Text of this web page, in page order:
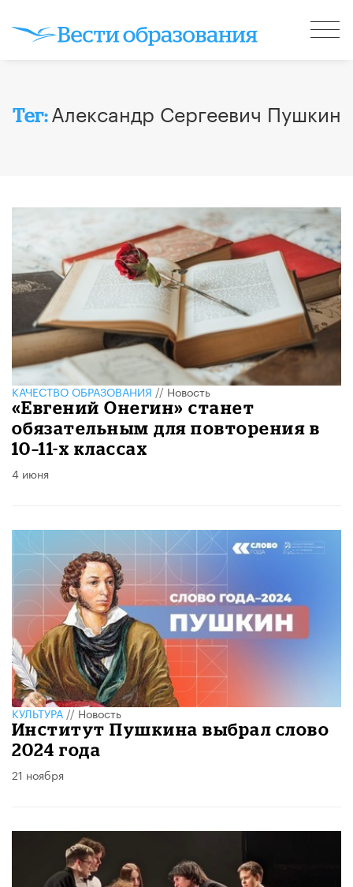
Тег: Александр Сергеевич Пушкин
КАЧЕСТВО ОБРАЗОВАНИЯ//Новость
«Евгений Онегин» станет
обязательным для повторения в
10–11-х классах
4 июня
КУЛЬТУРА//Новость
Институт Пушкина выбрал слово
2024 года
21 ноября